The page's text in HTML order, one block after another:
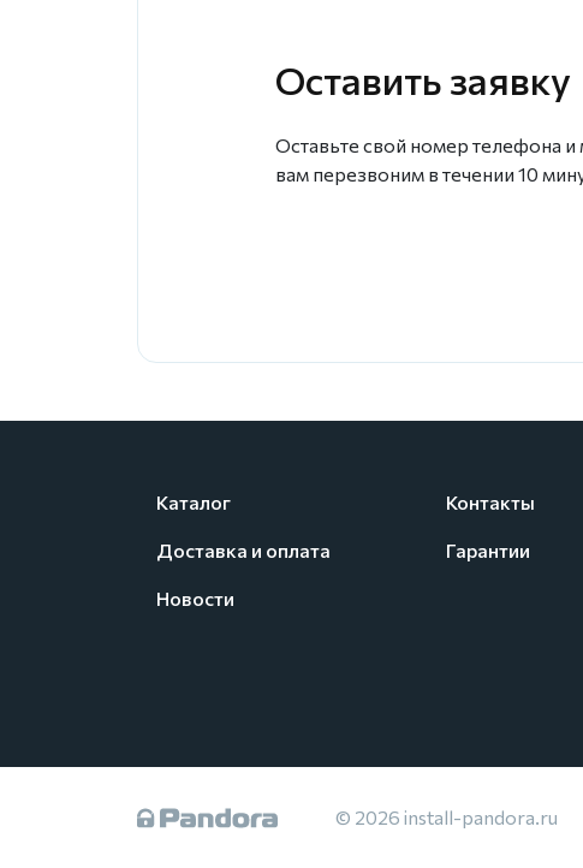
Оставить заявку
Оставьте свой номер телефона и
вам перезвоним в течении 10
Каталог
Доставка и оплата
Новости
Контакты
Гарантии
© 2026 install-pandora.ru